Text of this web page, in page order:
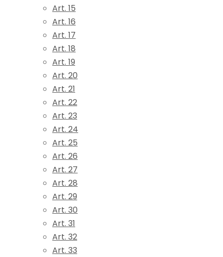
Art. 15
Art. 16
Art. 17
Art. 18
Art. 19
Art. 20
Art. 21
Art. 22
Art. 23
Art. 24
Art. 25
Art. 26
Art. 27
Art. 28
Art. 29
Art. 30
Art. 31
Art. 32
Art. 33